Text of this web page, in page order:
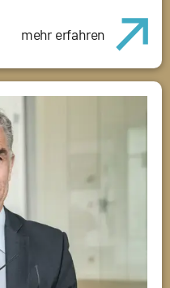
mehr erfahren